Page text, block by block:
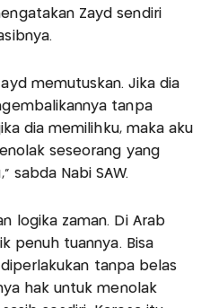
Zayd sendiri
memutuskan. Jika dia
tanpa
dia memilihku, maka aku
seseorang yang
sabda Nabi SAW.
logika zaman. Di Arab
penuh tuannya. Bisa
tanpa belas
hak untuk menolak